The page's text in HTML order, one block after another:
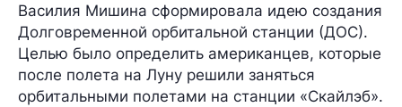
Василия Мишина сформировала идею создания
Долговременной орбитальной станции (ДОС).
Целью было определить американцев, которые
после полета на Луну решили заняться
орбитальными полетами на станции «Скайлэб».